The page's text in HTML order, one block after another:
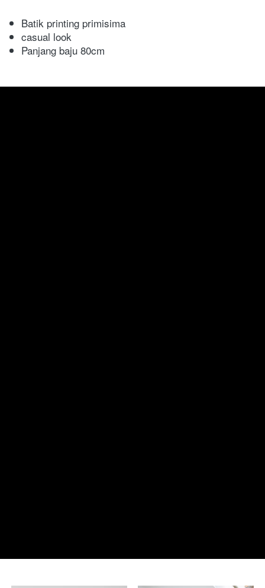
Batik printing primisima
casual look
Panjang baju 80cm